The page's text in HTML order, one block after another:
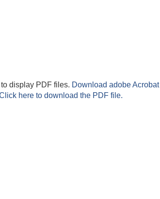
display PDF files. Download adobe Acrobat
here to download the PDF file.